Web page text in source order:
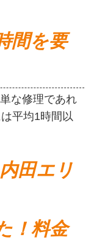
間を要
な修理であれ
平均1時間以
田エリ
！料金